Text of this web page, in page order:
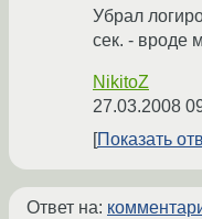
Убрал
сек. - вроде
NikitoZ
27.03.2008
Показать
Ответ на: